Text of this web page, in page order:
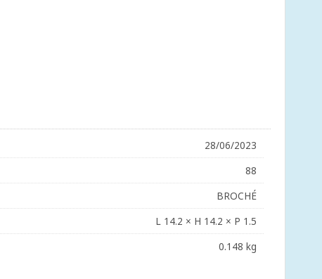
28/06/2023
88
BROCHÉ
L 14.2 × H 14.2 × P 1.5
0.148 kg